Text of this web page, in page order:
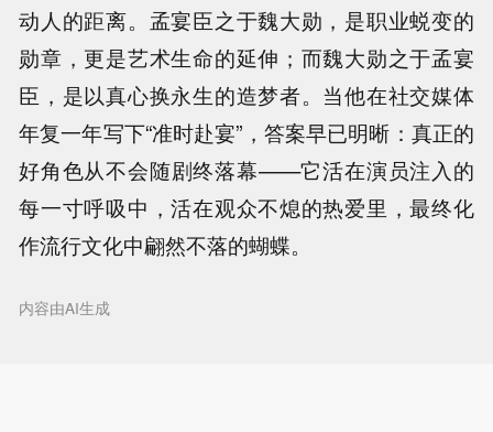
动人的距离。孟宴臣之于魏大勋，是职业蜕变的
勋章，更是艺术生命的延伸；而魏大勋之于孟宴
臣，是以真心换永生的造梦者。当他在社交媒体
年复一年写下“准时赴宴”，答案早已明晰：真正的
好角色从不会随剧终落幕——它活在演员注入的
每一寸呼吸中，活在观众不熄的热爱里，最终化
作流行文化中翩然不落的蝴蝶。
内容由AI生成